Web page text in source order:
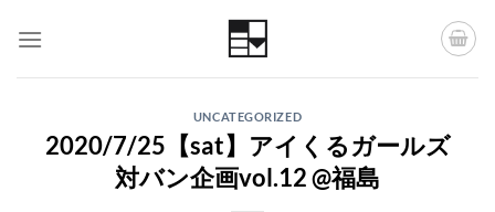
UNCATEGORIZED
2020/7/25【sat】アイくるガールズ
対バン企画vol.12 @福島